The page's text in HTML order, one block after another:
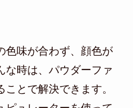
色味が合わず、顔色が
な時は、パウダーファ
とで解決できます。